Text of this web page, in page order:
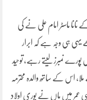
ماسٹر امام علی نے کی
یہی ہی وجہ ہے کہ ابرار
نمبرز لیتے رہے، توحید
اس کے ساتھ والدہ محترمہ
عمر میں ماں نے پوری اولاد